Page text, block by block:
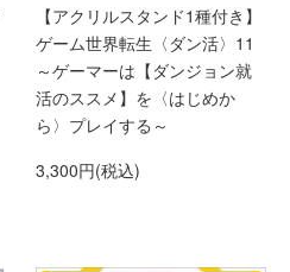
【アクリルスタンド1種付き】
ゲーム世界転生〈ダン活〉11
～ゲーマーは【ダンジョン就
活のススメ】を〈はじめか
ら〉プレイする～
3,300円(税込)